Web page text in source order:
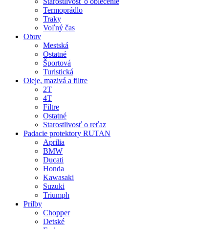
Termoprádlo
Traky
Voľný čas
Obuv
Mestská
Ostatné
Športová
Turistická
Oleje, mazivá a filtre
2T
4T
Filtre
Ostatné
Starostlivosť o reťaz
Padacie protektory RUTAN
Aprilia
BMW
Ducati
Honda
Kawasaki
Suzuki
Triumph
Prilby
Chopper
Detské